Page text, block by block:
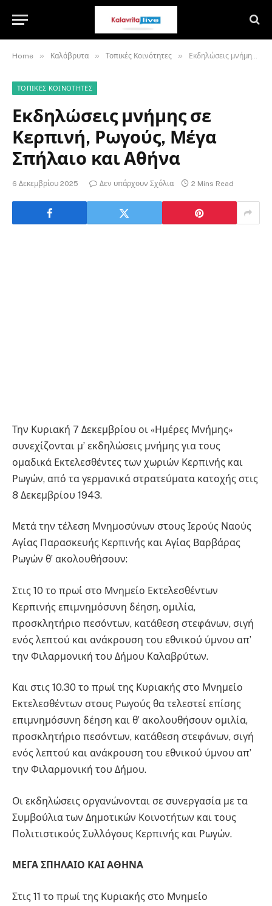
Home » Καλάβρυτα » Τοπικές Κοινότητες » Εκδηλώσεις μνήμης σε Κερπινή, Ρωγούς, Μέγα Σπήλαιο και Αθήνα
ΤΟΠΙΚΈΣ ΚΟΙΝΌΤΗΤΕΣ
Εκδηλώσεις μνήμης σε
Κερπινή, Ρωγούς, Μέγα
Σπήλαιο και Αθήνα
6 Δεκεμβρίου 2025 Δεν υπάρχουν Σχόλια 2 Mins Read
Την Κυριακή 7 Δεκεμβρίου οι «Ημέρες Μνήμης»
συνεχίζονται μ’ εκδηλώσεις μνήμης για τους
ομαδικά Εκτελεσθέντες των χωριών Κερπινής και
Ρωγών, από τα γερμανικά στρατεύματα κατοχής στις
8 Δεκεμβρίου 1943.
Μετά την τέλεση Μνημοσύνων στους Ιερούς Ναούς
Αγίας Παρασκευής Κερπινής και Αγίας Βαρβάρας
Ρωγών θ’ ακολουθήσουν:
Στις 10 το πρωί στο Μνημείο Εκτελεσθέντων
Κερπινής επιμνημόσυνη δέηση, ομιλία,
προσκλητήριο πεσόντων, κατάθεση στεφάνων, σιγή
ενός λεπτού και ανάκρουση του εθνικού ύμνου απ’
την Φιλαρμονική του Δήμου Καλαβρύτων.
Και στις 10.30 το πρωί της Κυριακής στο Μνημείο
Εκτελεσθέντων στους Ρωγούς θα τελεστεί επίσης
επιμνημόσυνη δέηση και θ’ ακολουθήσουν ομιλία,
προσκλητήριο πεσόντων, κατάθεση στεφάνων, σιγή
ενός λεπτού και ανάκρουση του εθνικού ύμνου απ’
την Φιλαρμονική του Δήμου.
Οι εκδηλώσεις οργανώνονται σε συνεργασία με τα
Συμβούλια των Δημοτικών Κοινοτήτων και τους
Πολιτιστικούς Συλλόγους Κερπινής και Ρωγών.
ΜΕΓΑ ΣΠΗΛΑΙΟ ΚΑΙ ΑΘΗΝΑ
Στις 11 το πρωί της Κυριακής στο Μνημείο